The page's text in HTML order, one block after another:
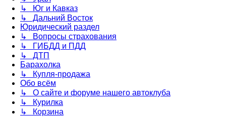
↳ Юг и Кавказ
↳ Дальний Восток
Юридический раздел
↳ Вопросы страхования
↳ ГИБДД и ПДД
↳ ДТП
Барахолка
↳ Купля-продажа
Обо всём
↳ О сайте и форуме нашего автоклуба
↳ Курилка
↳ Корзина